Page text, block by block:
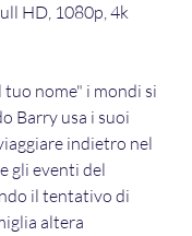
HD, 1080p, 4k
tuo nome" i mondi si
Barry usa i suoi
indietro nel
gli eventi del
il tentativo di
altera